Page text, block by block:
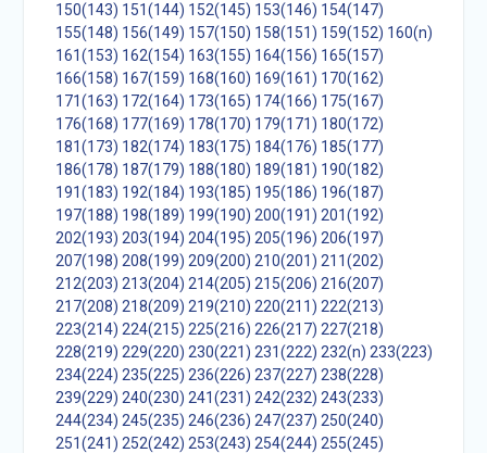
150(143) 151(144) 152(145) 153(146) 154(147)
155(148) 156(149) 157(150) 158(151) 159(152) 160(n)
161(153) 162(154) 163(155) 164(156) 165(157)
166(158) 167(159) 168(160) 169(161) 170(162)
171(163) 172(164) 173(165) 174(166) 175(167)
176(168) 177(169) 178(170) 179(171) 180(172)
181(173) 182(174) 183(175) 184(176) 185(177)
186(178) 187(179) 188(180) 189(181) 190(182)
191(183) 192(184) 193(185) 195(186) 196(187)
197(188) 198(189) 199(190) 200(191) 201(192)
202(193) 203(194) 204(195) 205(196) 206(197)
207(198) 208(199) 209(200) 210(201) 211(202)
212(203) 213(204) 214(205) 215(206) 216(207)
217(208) 218(209) 219(210) 220(211) 222(213)
223(214) 224(215) 225(216) 226(217) 227(218)
228(219) 229(220) 230(221) 231(222) 232(n) 233(223)
234(224) 235(225) 236(226) 237(227) 238(228)
239(229) 240(230) 241(231) 242(232) 243(233)
244(234) 245(235) 246(236) 247(237) 250(240)
251(241) 252(242) 253(243) 254(244) 255(245)